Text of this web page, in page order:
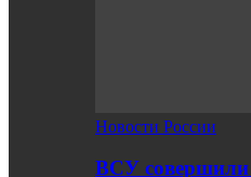
Новости России
ВСУ совершили